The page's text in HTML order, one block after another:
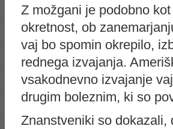
Z možgani je podobno
okretnost, ob
vaj bo spomin okrepilo,
rednega izvajanja.
vsakodnevno izvajanje
drugim boleznim, ki so
Znanstveniki so dokazali,